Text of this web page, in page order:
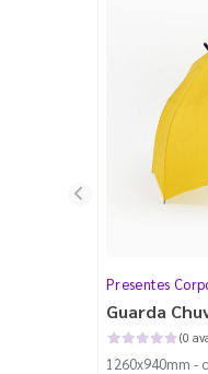
Presentes
Guarda
(0
1260x940mm -